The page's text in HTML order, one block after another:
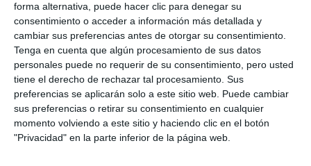
forma alternativa, puede hacer clic para denegar su
consentimiento o acceder a información más detallada y
cambiar sus preferencias antes de otorgar su consentimiento.
Tenga en cuenta que algún procesamiento de sus datos
personales puede no requerir de su consentimiento, pero usted
tiene el derecho de rechazar tal procesamiento. Sus
preferencias se aplicarán solo a este sitio web. Puede cambiar
sus preferencias o retirar su consentimiento en cualquier
momento volviendo a este sitio y haciendo clic en el botón
"Privacidad" en la parte inferior de la página web.